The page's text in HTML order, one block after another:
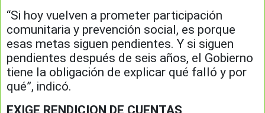
“Si hoy vuelven a prometer participación
comunitaria y prevención social, es porque
esas metas siguen pendientes. Y si siguen
pendientes después de seis años, el Gobierno
tiene la obligación de explicar qué falló y por
qué”, indicó.
EXIGE RENDICION DE CUENTAS